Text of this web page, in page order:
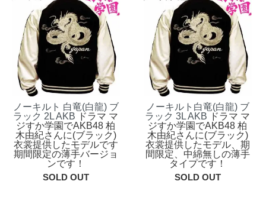
ノーキルト 白竜(白龍) ブ
ラック 2L AKB ドラマ マ
ジすか学園でAKB48 柏
木由紀さんに(ブラック)
衣裳提供したモデルです
期間限定の薄手バージョ
ンです！
SOLD OUT
ノーキルト白竜(白龍) ブ
ラック 3L AKB ドラマ マ
ジすか学園でAKB48 柏
木由紀さんに(ブラック)
衣裳提供したモデル、期
間限定、中綿無しの薄手
タイプです！
SOLD OUT